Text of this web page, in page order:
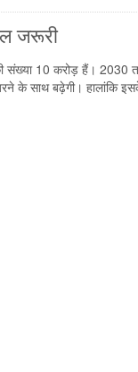
जरूरी
संख्या 10 करोड़ हैं।
के साथ बढ़ेगी। हालांकि